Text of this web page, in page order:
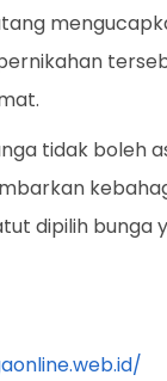
tidak boleh
dipilih